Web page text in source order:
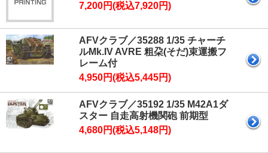
7,200円(税込7,920円)
AFVクラブ／35288 1/35 チャーチ
ルMk.IV AVRE 粗朶(そだ)束運搬フ
レーム付
4,950円(税込5,445円)
AFVクラブ／35192 1/35 M42A1ダ
スター 自走高射機関砲 前期型
4,680円(税込5,148円)